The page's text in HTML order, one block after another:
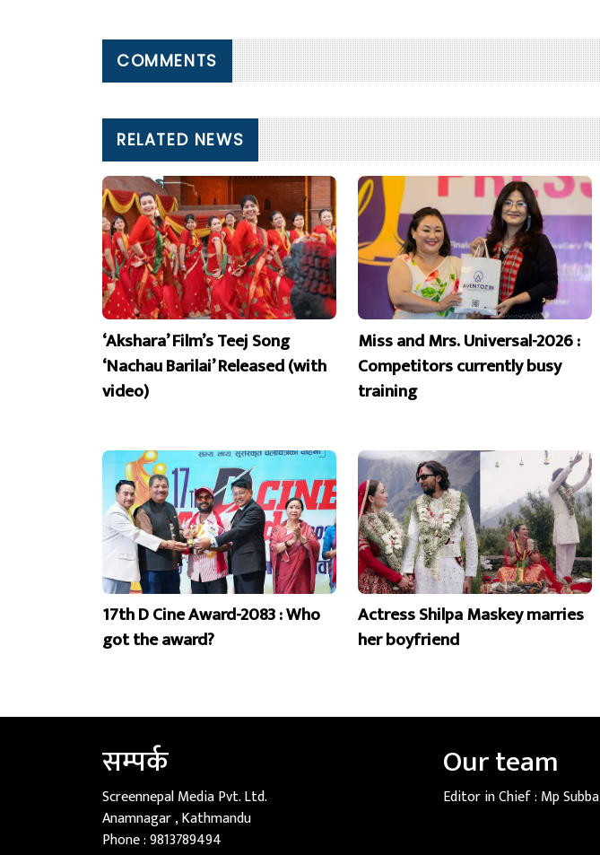
COMMENTS
RELATED NEWS
‘Akshara’ Film’s Teej Song
‘Nachau Barilai’ Released (with
video)
Miss and Mrs. Universal-2026 :
Competitors currently busy
training
17th D Cine Award-2083 : Who
got the award?
Actress Shilpa Maskey marries
her boyfriend
सम्पर्क
Screennepal Media Pvt. Ltd.
Anamnagar , Kathmandu
Phone :9813789494
Our team
Editor in Chief : Mp Subba